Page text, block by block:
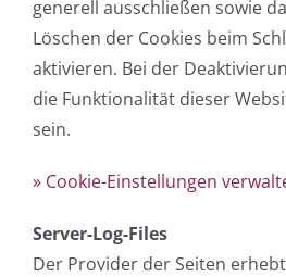
generell ausschließen sowie
Löschen der Cookies beim
aktivieren. Bei der
die Funktionalität dieser
sein.
» Cookie-Einstellungen
Server-Log-Files
Der Provider der Seiten